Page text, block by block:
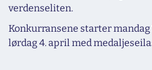
verdenseliten.
Konkurransene starter mandag
lørdag 4. april med